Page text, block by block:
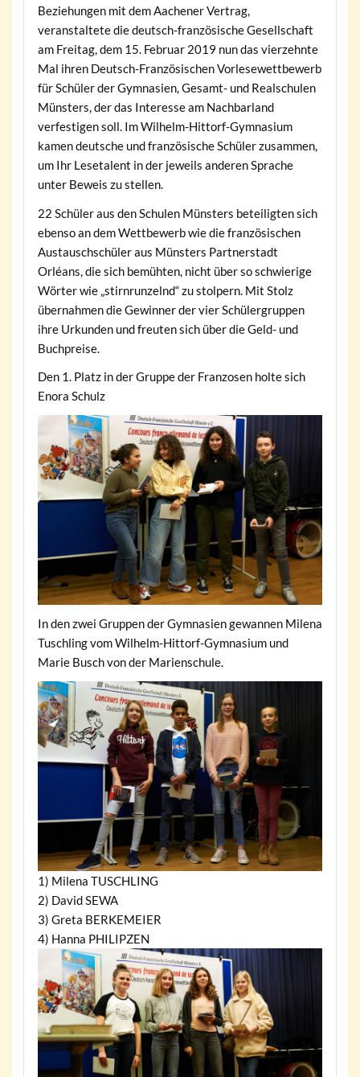
Beziehungen mit dem Aachener Vertrag,
veranstaltete die deutsch-französische Gesellschaft
am Freitag, dem 15. Februar 2019 nun das vierzehnte
Mal ihren Deutsch-Französischen Vorlesewettbewerb
für Schüler der Gymnasien, Gesamt- und Realschulen
Münsters, der das Interesse am Nachbarland
verfestigen soll. Im Wilhelm-Hittorf-Gymnasium
kamen deutsche und französische Schüler zusammen,
um Ihr Lesetalent in der jeweils anderen Sprache
unter Beweis zu stellen.
22 Schüler aus den Schulen Münsters beteiligten sich
ebenso an dem Wettbewerb wie die französischen
Austauschschüler aus Münsters Partnerstadt
Orléans, die sich bemühten, nicht über so schwierige
Wörter wie „stirnrunzelnd“ zu stolpern. Mit Stolz
übernahmen die Gewinner der vier Schülergruppen
ihre Urkunden und freuten sich über die Geld- und
Buchpreise.
Den 1. Platz in der Gruppe der Franzosen holte sich
Enora Schulz
In den zwei Gruppen der Gymnasien gewannen Milena
Tuschling vom Wilhelm-Hittorf-Gymnasium und
Marie Busch von der Marienschule.
1) Milena TUSCHLING
2) David SEWA
3) Greta BERKEMEIER
4) Hanna PHILIPZEN